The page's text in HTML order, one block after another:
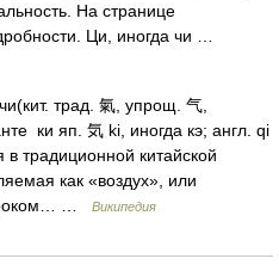
На странице
Ци, иногда чи …
трад. 氣, упрощ. 气,
ки яп. 気 ki, иногда кэ; англ. qi
традиционной китайской
как «воздух», или
…
Википедия